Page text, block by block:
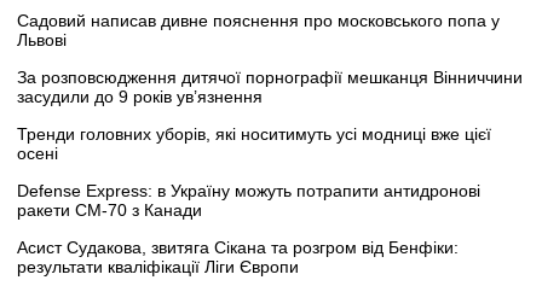
Садовий написав дивне пояснення про московського попа у
Львові
За розповсюдження дитячої порнографії мешканця Вінниччини
засудили до 9 років ув’язнення
Тренди головних уборів, які носитимуть усі модниці вже цієї
осені
Defense Express: в Україну можуть потрапити антидронові
ракети CM-70 з Канади
Асист Судакова, звитяга Сікана та розгром від Бенфіки:
результати кваліфікації Ліги Європи